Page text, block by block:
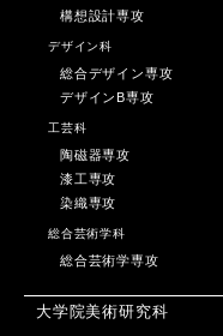
構想設計専攻
デザイン科
総合デザイン専攻
デザインB専攻
工芸科
陶磁器専攻
漆工専攻
染織専攻
総合芸術学科
総合芸術学専攻
大学院美術研究科